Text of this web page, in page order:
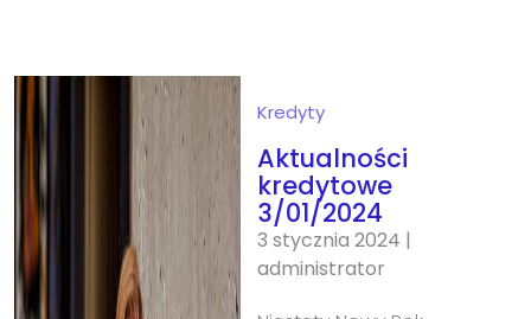
Kredyty
Aktualności
kredytowe
3/01/2024
3 stycznia 2024 |
administrator